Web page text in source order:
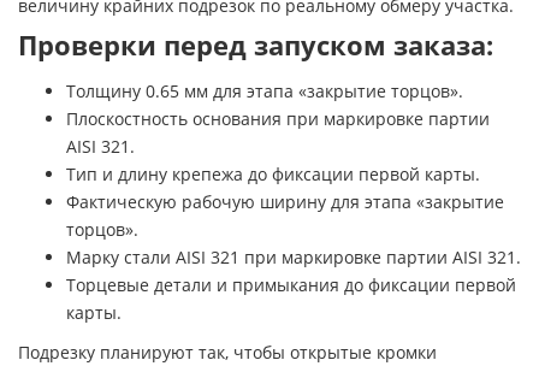
величину крайних подрезок по реальному обмеру участка.
Проверки перед запуском заказа:
Толщину 0.65 мм для этапа «закрытие торцов».
Плоскостность основания при маркировке партии
AISI 321.
Тип и длину крепежа до фиксации первой карты.
Фактическую рабочую ширину для этапа «закрытие
торцов».
Марку стали AISI 321 при маркировке партии AISI 321.
Торцевые детали и примыкания до фиксации первой
карты.
Подрезку планируют так, чтобы открытые кромки